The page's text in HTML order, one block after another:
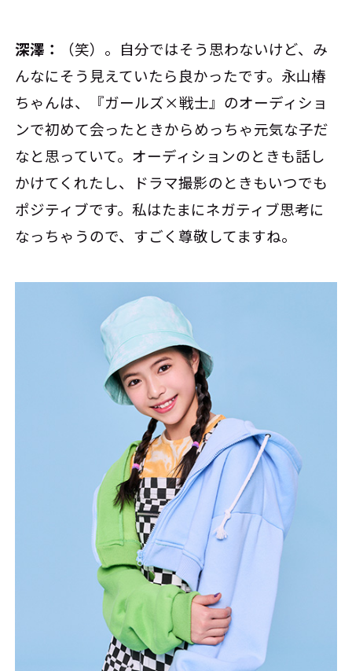
深澤：
（笑）。自分ではそう思わないけど、み
んなにそう見えていたら良かったです。永山椿
ちゃんは、『ガールズ×戦士』のオーディショ
ンで初めて会ったときからめっちゃ元気な子だ
なと思っていて。オーディションのときも話し
かけてくれたし、ドラマ撮影のときもいつでも
ポジティブです。私はたまにネガティブ思考に
なっちゃうので、すごく尊敬してますね。